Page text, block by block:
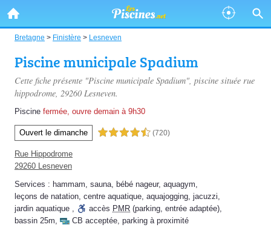
Bretagne > Finistère > Lesneven
Piscine municipale Spadium
Cette fiche présente "Piscine municipale Spadium", piscine située rue
hippodrome, 29260 Lesneven.
Piscine fermée, ouvre demain à 9h30
Ouvert le dimanche 4,5 étoiles sur 5 (720)
Rue Hippodrome
29260 Lesneven
Services : hammam, sauna, bébé nageur, aquagym,
leçons de natation, centre aquatique, aquajogging, jacuzzi,
jardin aquatique , accès PMR (parking, entrée adaptée),
bassin 25m, CB acceptée, parking à proximité